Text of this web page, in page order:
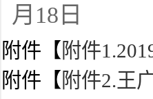
月18日
附件【 附件
附件【 附件2.王